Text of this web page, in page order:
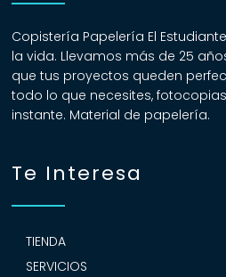
Copistería Papelería El
la vida. Llevamos más de 25
que tus proyectos queden
todo lo que necesites,
instante. Material de papelería.
Te Interesa
TIENDA
SERVICIOS